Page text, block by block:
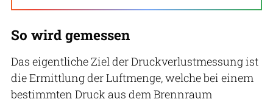
So wird gemessen
Das eigentliche Ziel der Druckverlustmessung ist
die Ermittlung der Luftmenge, welche bei einem
bestimmten Druck aus dem Brennraum